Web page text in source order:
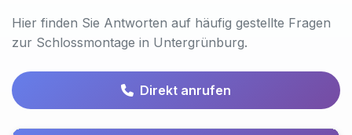
Hier finden Sie Antworten auf häufig gestellte Fragen
zur Schlossmontage in Untergrünburg.
Direkt anrufen